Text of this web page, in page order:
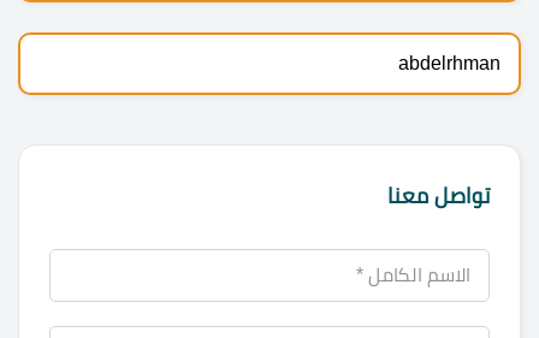
abdelrhman
تواصل معنا